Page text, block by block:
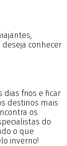
conhecer
dias frios e ficar
destinos mais
os
do
o que
inverno!